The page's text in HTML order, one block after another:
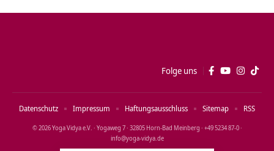
Folge uns
© 2026 Yoga Vidya e.V. · Yogaweg 7 · 32805 Horn‑Bad Meinberg · +49 5234 87‑0 ·
info@yoga‑vidya.de
Datenschutz Impressum Haftungsausschluss Sitemap RSS